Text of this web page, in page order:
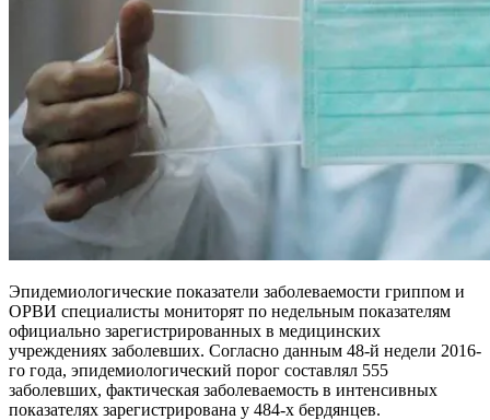
Эпидемиологические показатели заболеваемости гриппом и
ОРВИ специалисты мониторят по недельным показателям
официально зарегистрированных в медицинских
учреждениях заболевших. Согласно данным 48-й недели 2016-
го года, эпидемиологический порог составлял 555
заболевших, фактическая заболеваемость в интенсивных
показателях зарегистрирована у 484-х бердянцев.